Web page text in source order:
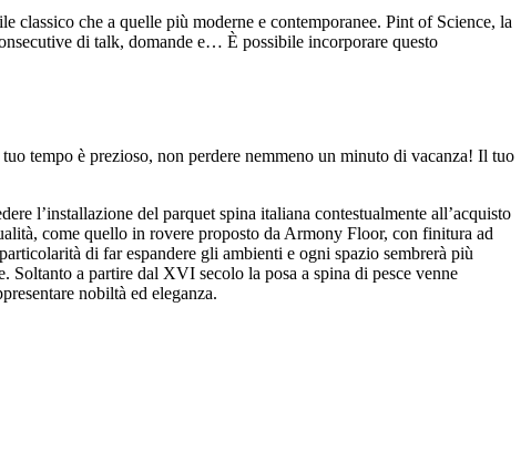
classico che a quelle più moderne e contemporanee. Pint of Science, la
di talk, domande e… È possibile incorporare questo
tempo è prezioso, non perdere nemmeno un minuto di vacanza! Il tuo
l’installazione del parquet spina italiana contestualmente all’acquisto
come quello in rovere proposto da Armony Floor, con finitura ad
di far espandere gli ambienti e ogni spazio sembrerà più
Soltanto a partire dal XVI secolo la posa a spina di pesce venne
nobiltà ed eleganza.